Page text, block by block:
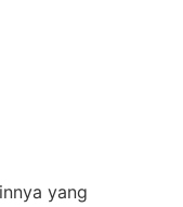
yang